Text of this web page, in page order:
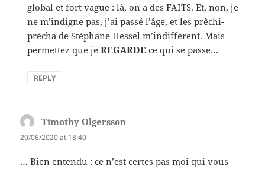
global et fort vague : là, on a des FAITS. Et, non, je
ne m’indigne pas, j’ai passé l’âge, et les prêchi-
prêcha de Stéphane Hessel m’indiffèrent. Mais
permettez que jeREGARDEce qui se passe…
REPLY
Timothy Olgersson
20/06/2020 at 18:40
… Bien entendu : ce n’est certes pas moi qui vous